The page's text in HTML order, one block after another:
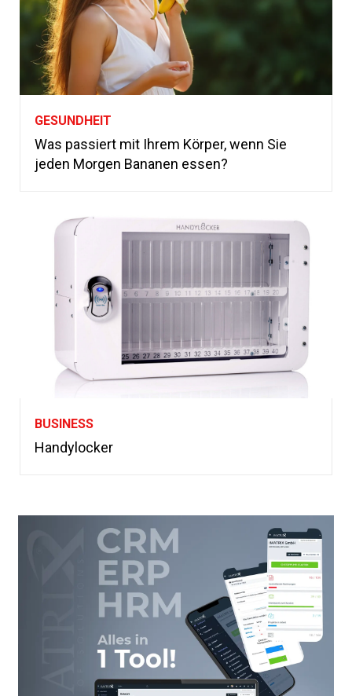
GESUNDHEIT
Was passiert mit Ihrem Körper, wenn Sie
jeden Morgen Bananen essen?
BUSINESS
Handylocker